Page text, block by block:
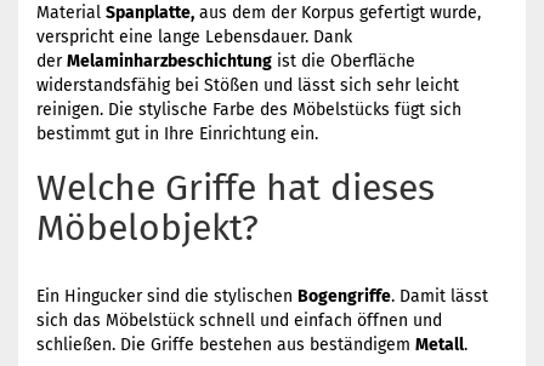
Material Spanplatte, aus dem der Korpus gefertigt wurde,
verspricht eine lange Lebensdauer. Dank
derMelaminharzbeschichtung ist die Oberfläche
widerstandsfähig bei Stößen und lässt sich sehr leicht
reinigen. Die stylische Farbe des Möbelstücks fügt sich
bestimmt gut in Ihre Einrichtung ein.
Welche Griffe hat dieses
Möbelobjekt?
Ein Hingucker sind die stylischen Bogengriffe. Damit lässt
sich das Möbelstück schnell und einfach öffnen und
schließen. Die Griffe bestehen aus beständigem Metall.